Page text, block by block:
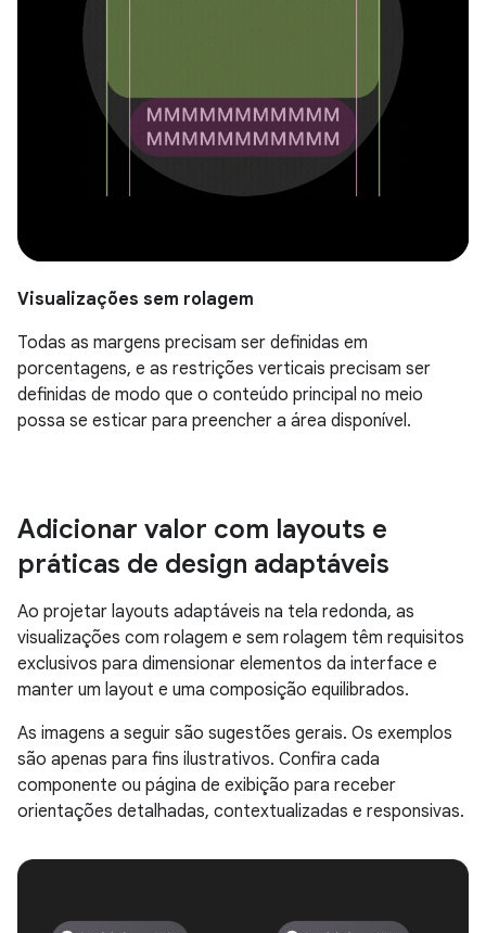
Visualizações sem rolagem
Todas as margens precisam ser definidas em
porcentagens, e as restrições verticais precisam ser
definidas de modo que o conteúdo principal no meio
possa se esticar para preencher a área disponível.
Adicionar valor com layouts e
práticas de design adaptáveis
Ao projetar layouts adaptáveis na tela redonda, as
visualizações com rolagem e sem rolagem têm requisitos
exclusivos para dimensionar elementos da interface e
manter um layout e uma composição equilibrados.
As imagens a seguir são sugestões gerais. Os exemplos
são apenas para fins ilustrativos. Confira cada
componente ou página de exibição para receber
orientações detalhadas, contextualizadas e responsivas.